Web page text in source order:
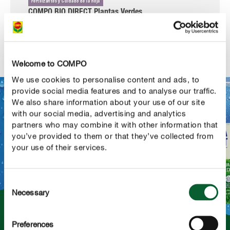
Welcome to COMPO
We use cookies to personalise content and ads, to
provide social media features and to analyse our traffic.
We also share information about your use of our site
with our social media, advertising and analytics
partners who may combine it with other information that
you’ve provided to them or that they’ve collected from
your use of their services.
Selection
Necessary
Preferences
Fertilizantes y Cuidado de la hoja
COMPO BIO DIRECT Plantas Verdes